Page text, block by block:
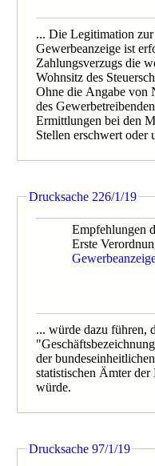
0394/1/14
0394/14B
0032/13
0473/12B
0473/1/12
0472/1/12
0472/12B
0557/12
0356/11
0356/11B
0036/1/09
0284/09B
0284/1/09
0436/06
0302/06
0303/06
0815/05
0815/05B
... Die Legitimation
Gewerbeanzeige ist
Zahlungsverzugs die
Wohnsitz des
Ohne die Angabe von
des
Ermittlungen bei den
Stellen erschwert oder
Drucksache 226/1/19
Empfehlungen
Erste
... würde dazu führen, dass das Hilfsmerkmal
der
statistischen Ämter
würde.
Drucksache 97/1/19